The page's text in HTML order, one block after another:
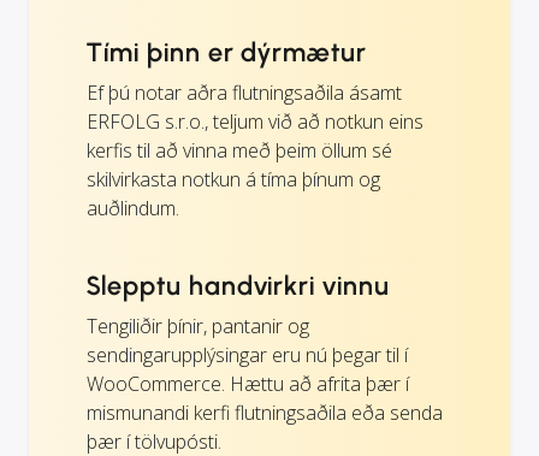
Tími þinn er dýrmætur
Ef þú notar aðra flutningsaðila ásamt
ERFOLG s.r.o., teljum við að notkun eins
kerfis til að vinna með þeim öllum sé
skilvirkasta notkun á tíma þínum og
auðlindum.
Slepptu handvirkri vinnu
Tengiliðir þínir, pantanir og
sendingarupplýsingar eru nú þegar til í
WooCommerce. Hættu að afrita þær í
mismunandi kerfi flutningsaðila eða senda
þær í tölvupósti.